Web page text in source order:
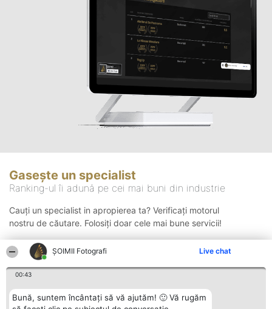
ȘOIMII Fotografi Live chat
00:43
Bună, suntem încântați să vă ajutăm! 🙂 Vă rugăm
Gasește un specialist
Ranking-ul îi adună pe cei mai buni din industrie
Cauți un specialist in apropierea ta? Verificați motorul
nostru de căutare. Folosiți doar cele mai bune servicii!